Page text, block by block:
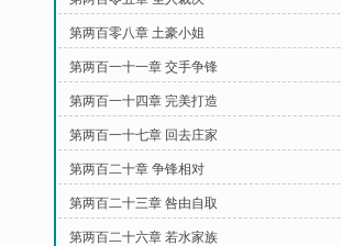
第两百零八章 土豪小姐
第两百一十一章 交手争锋
第两百一十四章 完美打造
第两百一十七章 回去庄家
第两百二十章 争锋相对
第两百二十三章 咎由自取
第两百二十六章 若水家族